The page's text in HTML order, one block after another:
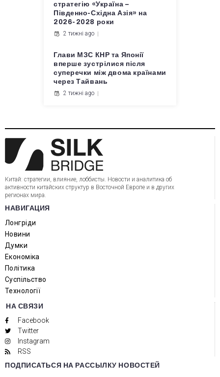
стратегію «Україна –
Південно-Східна Азія» на
2026-2028 роки
2 тижні ago
Глави МЗС КНР та Японії
вперше зустрілися після
суперечки між двома країнами
через Тайвань
2 тижні ago
Китай: стратегии, влияние, лоббисты. Новости и аналитика об
активности китайских структур в Восточной Европе и в других
регионах мира.
НАВИГАЦИЯ
Лонгріди
Новини
Думки
Економіка
Політика
Суспільство
Технології
НА СВЯЗИ
Facebook
Twitter
Instagram
RSS
ПОДПИСАТЬСЯ НА РАССЫЛКУ НОВОСТЕЙ